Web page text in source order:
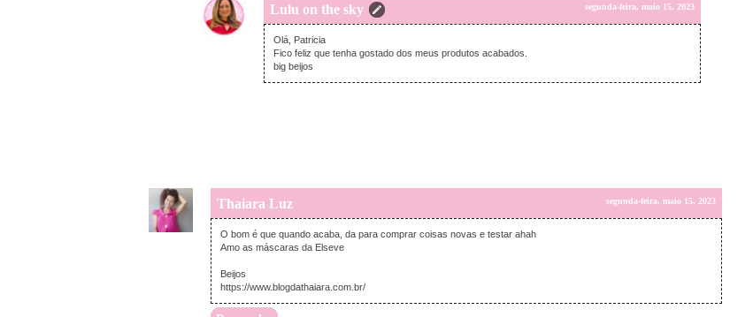
Lulu on the sky segunda-feira, maio 15, 2023
Olá, Patricia
Fico feliz que tenha gostado dos meus produtos acabados.
big beijos
Thaiara Luz segunda-feira, maio 15, 2023
O bom é que quando acaba, da para comprar coisas novas e testar ahah
Amo as máscaras da Elseve
Beijos
https://www.blogdathaiara.com.br/